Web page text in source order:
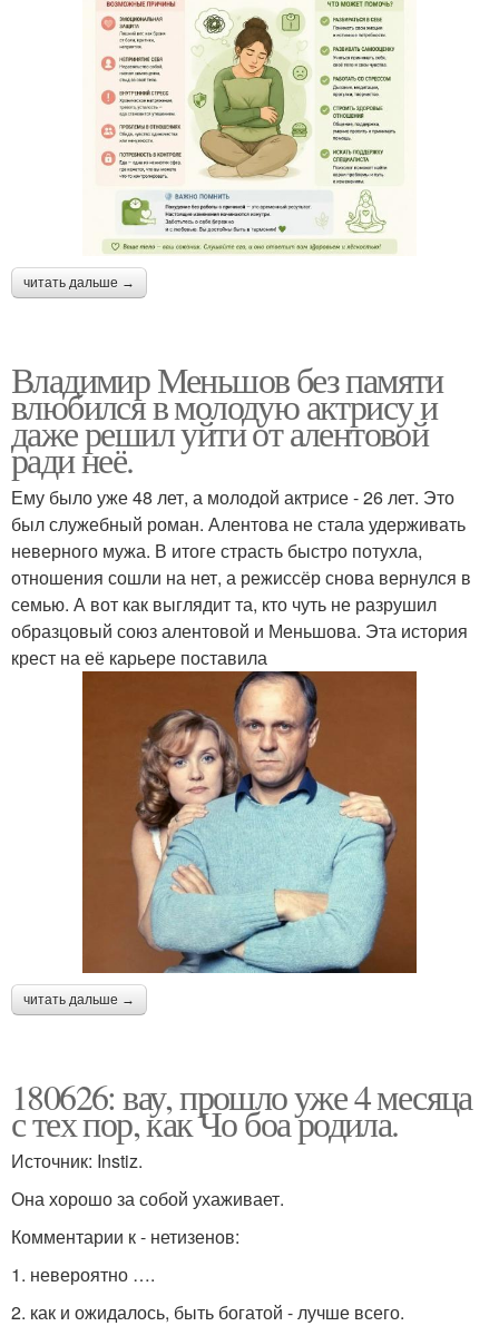
читать дальше →
Владимир Меньшов без памяти
влюбился в молодую актрису и
даже решил уйти от алентовой
ради неё.
Ему было уже 48 лет, а молодой актрисе - 26 лет. Это
был служебный роман. Алентова не стала удерживать
неверного мужа. В итоге страсть быстро потухла,
отношения сошли на нет, а режиссёр снова вернулся в
семью. А вот как выглядит та, кто чуть не разрушил
образцовый союз алентовой и Меньшова. Эта история
крест на её карьере поставила
читать дальше →
180626: вау, прошло уже 4 месяца
с тех пор, как Чо боа родила.
Источник: Instiz.
Она хорошо за собой ухаживает.
Комментарии к - нетизенов:
1. невероятно ….
2. как и ожидалось, быть богатой - лучше всего.